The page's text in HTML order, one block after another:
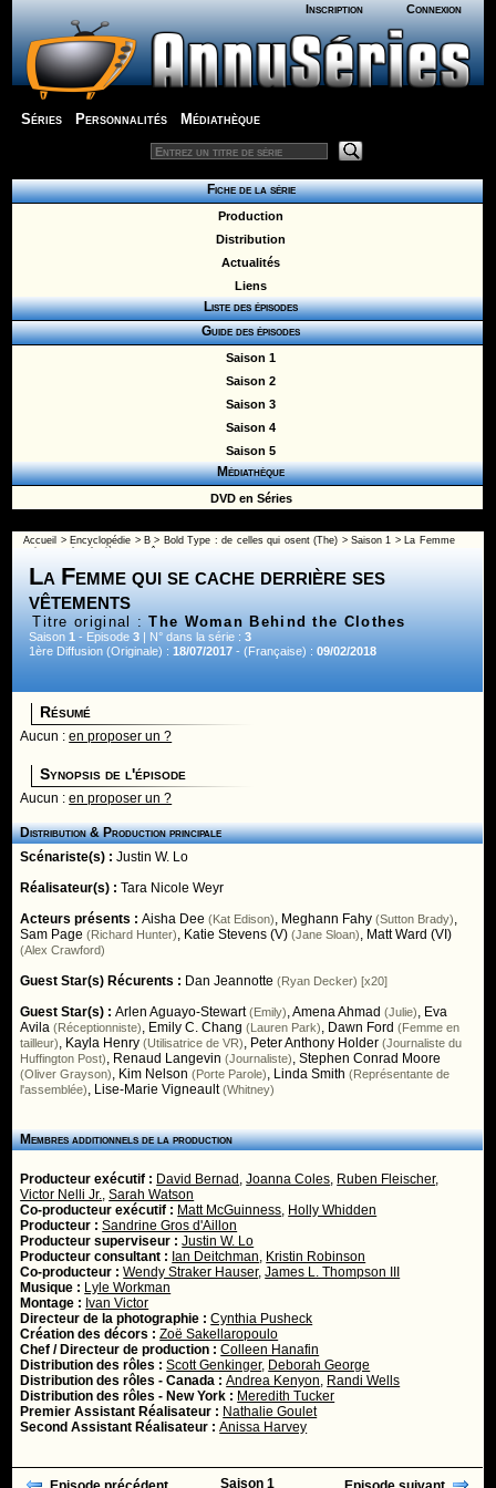
Inscription Connexion
Séries Personnalités Médiathèque
Fiche de la série
Production
Distribution
Actualités
Liens
Liste des épisodes
Guide des épisodes
Saison 1
Saison 2
Saison 3
Saison 4
Saison 5
Médiathèque
DVD en Séries
Accueil > Encyclopédie > B > Bold Type : de celles qui osent (The) > Saison 1 > La Femme
qui se cache derrière ses vêtements
La Femme qui se cache derrière ses
vêtements
Titre original :The Woman Behind the Clothes
Saison1 - Episode3 | N° dans la série :3
1ère Diffusion (Originale) :18/07/2017 - (Française) :09/02/2018
Résumé
Aucun :en proposer un ?
Synopsis de l'épisode
Aucun :en proposer un ?
Distribution & Production principale
Scénariste(s) :Justin W. Lo
Réalisateur(s) :Tara Nicole Weyr
Acteurs présents :Aisha Dee (Kat Edison), Meghann Fahy (Sutton Brady),
Sam Page (Richard Hunter), Katie Stevens (V) (Jane Sloan), Matt Ward (VI)
(Alex Crawford)
Guest Star(s) Récurents : Dan Jeannotte (Ryan Decker) [x20]
Guest Star(s) :Arlen Aguayo-Stewart (Emily),Amena Ahmad (Julie), Eva
Avila (Réceptionniste), Emily C. Chang (Lauren Park), Dawn Ford (Femme en
tailleur), Kayla Henry (Utilisatrice de VR), Peter Anthony Holder (Journaliste du
Huffington Post), Renaud Langevin (Journaliste),Stephen Conrad Moore
(Oliver Grayson), Kim Nelson (Porte Parole), Linda Smith (Représentante de
l'assemblée), Lise-Marie Vigneault (Whitney)
Membres additionnels de la production
Producteur exécutif : David Bernad ,Joanna Coles, Ruben Fleischer,
Victor Nelli Jr.,Sarah Watson
Co-producteur exécutif : Matt McGuinness, Holly Whidden
Producteur :Sandrine Gros d'Aillon
Producteur superviseur :Justin W. Lo
Producteur consultant : Ian Deitchman, Kristin Robinson
Co-producteur :Wendy Straker Hauser,James L. Thompson III
Musique : Lyle Workman
Montage : Ivan Victor
Directeur de la photographie :Cynthia Pusheck
Création des décors :Zoë Sakellaropoulo
Chef / Directeur de production :Colleen Hanafin
Distribution des rôles :Scott Genkinger, Deborah George
Distribution des rôles - Canada :Andrea Kenyon, Randi Wells
Distribution des rôles - New York : Meredith Tucker
Premier Assistant Réalisateur : Nathalie Goulet
Second Assistant Réalisateur :Anissa Harvey
Saison 1